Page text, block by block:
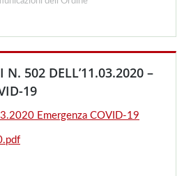
N. 502 DELL’11.03.2020 –
19
Emergenza COVID-19